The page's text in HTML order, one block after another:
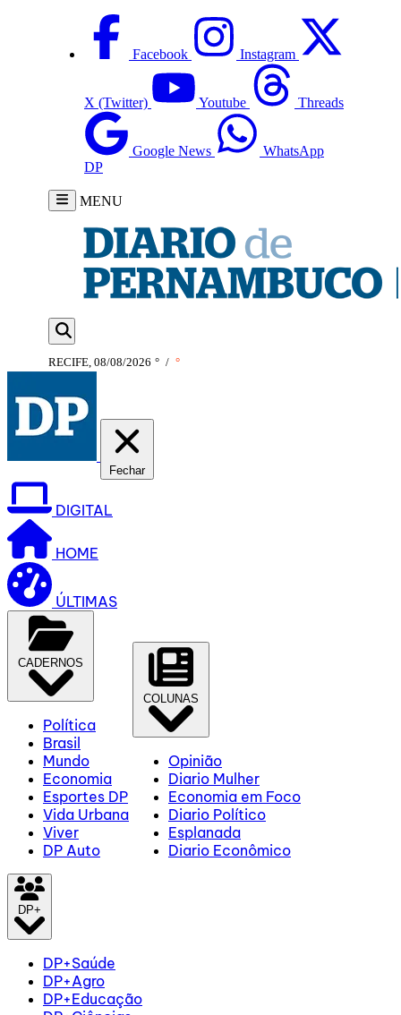
Facebook Instagram
X (Twitter) Youtube Threads
Google News
WhatsApp
DP
MENU
RECIFE, 08/08/2026 ° / °
Fechar
DIGITAL
HOME
ÚLTIMAS
CADERNOS
Política
Brasil
Mundo
Economia
Esportes DP
Vida Urbana
Viver
DP Auto
COLUNAS
Opinião
Diario Mulher
Economia em Foco
Diario Político
Esplanada
Diario Econômico
DP+
DP+Saúde
DP+Agro
DP+Educação